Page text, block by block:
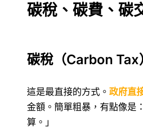
碳稅、碳費、碳
碳稅（Carbon Tax
這是最直接的方式。 政府直
金額。簡單粗暴，有點像是
算。」